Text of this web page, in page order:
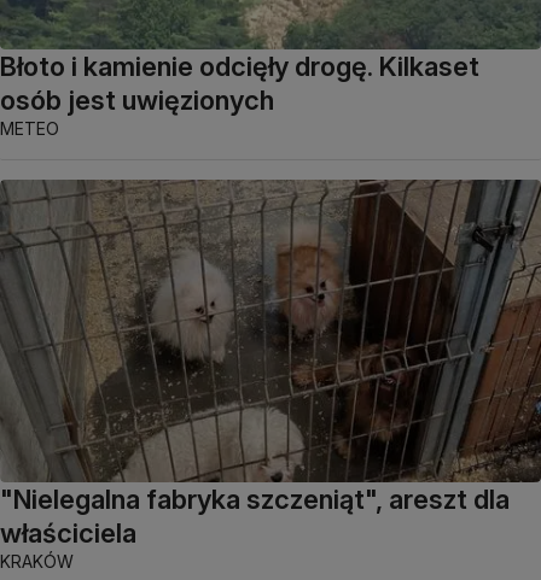
Błoto i kamienie odcięły drogę. Kilkaset
osób jest uwięzionych
METEO
"Nielegalna fabryka szczeniąt", areszt dla
właściciela
KRAKÓW